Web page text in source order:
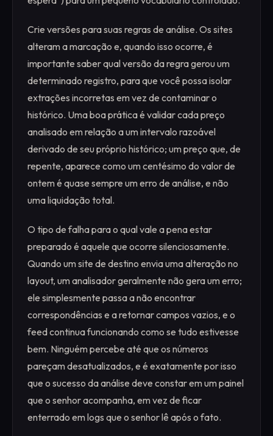
Crie versões para suas regras de análise. Os sites
alteram a marcação e, quando isso ocorre, é
importante saber qual versão da regra gerou um
determinado registro, para que você possa isolar
extrações incorretas em vez de contaminar o
histórico. Uma boa prática é validar cada preço
analisado em relação a um intervalo razoável
derivado de seu próprio histórico; um preço que, de
repente, aparece como um centésimo do valor de
ontem é quase sempre um erro de análise, e não
uma liquidação total.
O tipo de falha para o qual vale a pena estar
preparado é aquele que ocorre silenciosamente.
Quando um site de destino envia uma alteração no
layout, um analisador geralmente não gera um erro;
ele simplesmente passa a não encontrar
correspondências e a retornar campos vazios, e o
feed continua funcionando como se tudo estivesse
bem. Ninguém percebe até que os números
pareçam desatualizados, e é exatamente por isso
que o sucesso da análise deve constar em um painel
que o senhor acompanha, em vez de ficar
enterrado em logs que o senhor lê após o fato.